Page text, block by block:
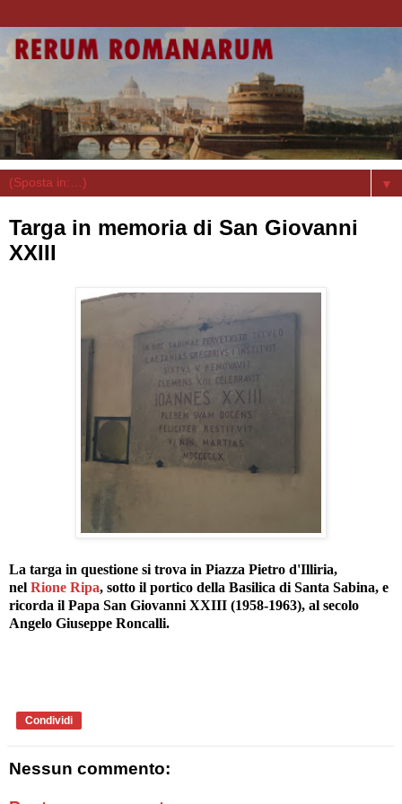
▼
Targa in memoria di San Giovanni
XXIII
La targa in questione si trova in Piazza Pietro d'Illiria,
nel Rione Ripa, sotto il portico della Basilica di Santa Sabina, e
ricorda il Papa San Giovanni XXIII (1958-1963), al secolo
Angelo Giuseppe Roncalli.
Condividi
Nessun commento: